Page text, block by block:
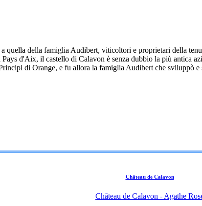
quella della famiglia Audibert, viticoltori e proprietari della
d'Aix, il castello di Calavon è senza dubbio la più antica
di Orange, e fu allora la famiglia Audibert che sviluppò e
Château de Calavon
Château de Calavon - Agathe